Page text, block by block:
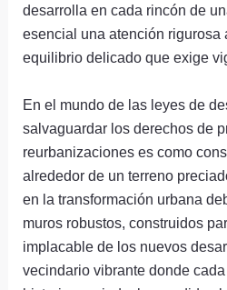
desarrolla en cada rincón de
esencial una atención rigurosa
equilibrio delicado que exige
En el mundo de las leyes de
salvaguardar los derechos de
reurbanizaciones es como
alrededor de un terreno
en la transformación urbana
muros robustos, construidos
implacable de los nuevos
vecindario vibrante donde